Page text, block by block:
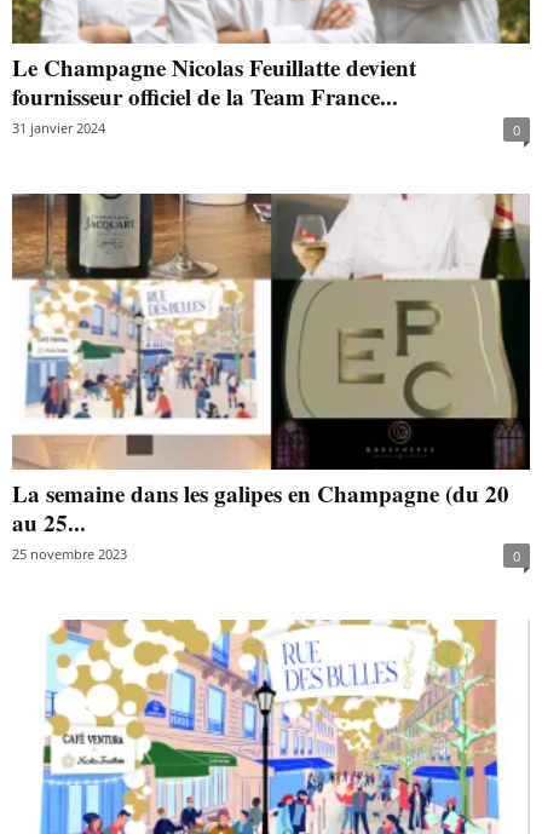
Le Champagne Nicolas Feuillatte devient
fournisseur officiel de la Team France...
31 janvier 2024 0
La semaine dans les galipes en Champagne (du 20
au 25...
25 novembre 2023 0